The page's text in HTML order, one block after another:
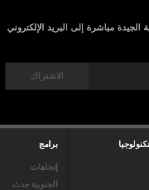
الجيدة مباشرة إلى البريد الإلكتروني
الاشتراك
برامج
إتجاهات
الجنوبية حدث